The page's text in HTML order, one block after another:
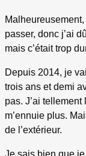
passer, donc j’ai
mais c’était trop
Depuis 2014, je
trois ans et demi
pas. J’ai tellement
m’ennuie plus.
de l’extérieur.